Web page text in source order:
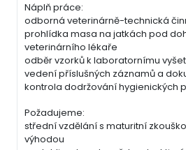
Náplň práce:
odborná veterinárně-technická
prohlídka masa na jatkách pod
veterinárního lékaře
odběr vzorků k laboratornímu
vedení příslušných záznamů a
kontrola dodržování hygienických
Požadujeme:
střední vzdělání s maturitní
výhodou